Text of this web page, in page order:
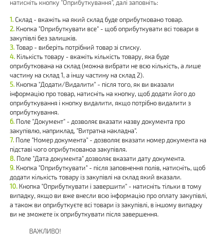
натисніть кнопку "Оприбуткування", далі заповніть:
Склад - вкажіть на який склад буде оприбутковано товар.
Кнопка "Оприбуткувати все" - щоб оприбуткувати всі товари в
закупівлі без залишків.
Товар - виберіть потрібний товар зі списку.
Кількість товару - вкажіть кількість товару, яка буде
оприбуткована на склад (можна вибрати не всю кількість, а лише
частину на склад 1, а іншу частину на склад 2).
Кнопка "Додати/Видалити" - після того, як ви вказали
інформацію про товар, натисніть на кнопку, щоб додати його до
оприбуткування і кнопку видалити, якщо потрібно видалити з
оприбуткування.
Поле "Документ" - дозволяє вказати назву документа про
закупівлю, наприклад, "Витратна накладна".
Поле "Номер документа" - дозволяє вказати номер документа на
підставі чого оприбуткованоа закупівля.
Поле "Дата документа" дозволяє вказати дату документа.
Кнопка "Оприбуткувати" - після заповнення полів, натисніть, щоб
додати кількість товару із закупівлі на склад який вказали.
Кнопка "Оприбуткувати і завершити" - натисніть тільки в тому
випадку, якщо ви вже внесли всю інформацію про оплату закупівлі,
а також ви оприбуткуєте всі товари із закупівлі, в іншому випадку
ви не зможете їх оприбуткувати після завершення.
ВАЖЛИВО!